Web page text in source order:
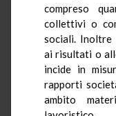
compreso
collettivi o
sociali. Inoltre
ai risultati o
incide in
rapporti
ambito